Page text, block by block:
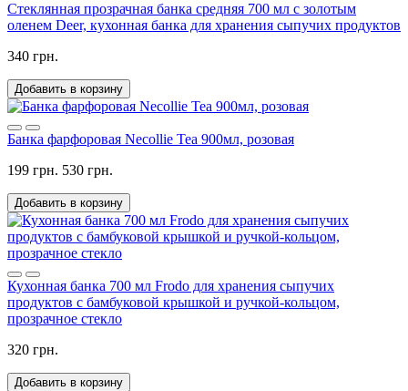
Стеклянная прозрачная банка средняя 700 мл с золотым
оленем Deer, кухонная банка для хранения сыпучих продуктов
340 грн.
Добавить в корзину
Банка фарфоровая Necollie Tea 900мл, розовая
199 грн. 530 грн.
Добавить в корзину
Кухонная банка 700 мл Frodo для хранения сыпучих
продуктов с бамбуковой крышкой и ручкой-кольцом,
прозрачное стекло
320 грн.
Добавить в корзину